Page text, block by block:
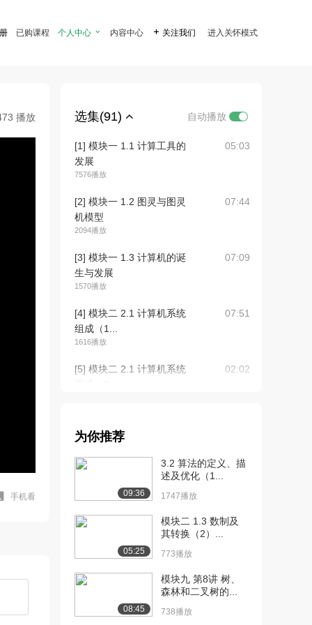
已购课程 个人中心  内容中心  关注我们 进入关怀模式
播放
手机看
选集(91) 自动播放
[1] 模块一 1.1 计算工具的
发展
7576播放
05:03
[2] 模块一 1.2 图灵与图灵
机模型
2094播放
07:44
[3] 模块一 1.3 计算机的诞
生与发展
1570播放
07:09
[4] 模块二 2.1 计算机系统
组成（1...
1616播放
07:51
[5] 模块二 2.1 计算机系统
02:02
组成（3...
[7] 模块二 2.1 计算机系统
[8] 模块二 2.2 计算机基本
工作原理...
[9] 模块二 2.2 计算机基本
工作原理...
07:59
为你推荐
09:36
3.2 算法的定义、描
述及优化（1...
1747播放
05:25
模块二 1.3 数制及
其转换（2）...
773播放
08:45
模块九 第8讲 树、
森林和二叉树的...
738播放